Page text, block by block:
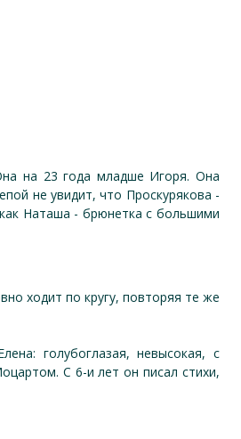
на 23 года младше Игоря. Она
не увидит, что Проскурякова -
Наташа - брюнетка с большими
ходит по кругу, повторяя те же
голубоглазая, невысокая, с
С 6-и лет он писал стихи,